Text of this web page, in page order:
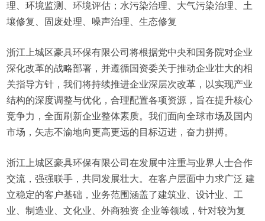
理、环境监测、环境评估；水污染治理、大气污染治理、土
壤修复、固废处理、噪声治理、生态修复
浙江上城区豪具环保有限公司将根据党中央和国务院对企业
深化改革的战略部署，并遵循国资委关于推动企业壮大的相
关指导方针，我们将持续推进企业深层次改革，以实现产业
结构的深度调整与优化，合理配置各项资源，旨在提升核心
竞争力，全面刷新企业整体素质。我们面向全球市场及国内
市场，矢志不渝地向更高更远的目标迈进，奋力拼搏。
浙江上城区豪具环保有限公司在发展中注重与业界人士合作
交流，强强联手，共同发展壮大。在客户层面中力求广泛 建
立稳定的客户基础，业务范围涵盖了建筑业、设计业、工
业、制造业、文化业、外商独资 企业等领域，针对较为复